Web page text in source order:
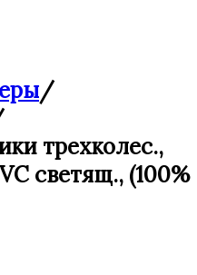
/
трехколес.,
светящ., (100%